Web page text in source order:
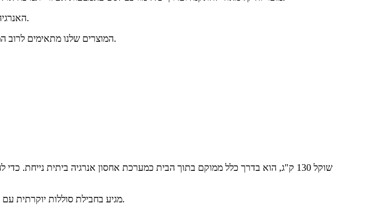
האנרגיה של מודול בודד במוצרים שלנו היא 5 קוט"ש, וניתן להגדיל אותה עד 76.8 קוט"ש בהתאם לצרכים שלכם.
המוצרים שלנו מתאימים לרוב הממירים בשוק, ונציגי הלקוחות שלנו ישלחו לכם הוראות התקנה מפורטות ושילובי ממירים תואמים לעיונכם.
ה-RF-A15 מגיע בחבילת סוללות יוקרתית עם קיבולת אנרגיה של עד 14.3 קילוואט-שעה עבור מודול בודד ועד 214.5 קילוואט-שעה במקביל.